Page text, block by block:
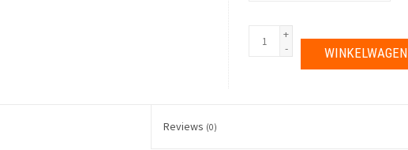
+
-
WINKELWAGEN
Reviews (0)